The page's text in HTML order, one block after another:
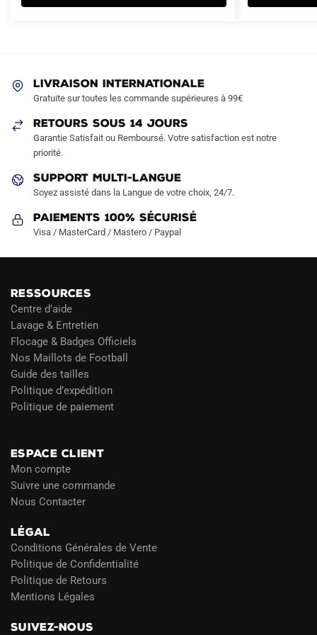
être
choisies
sur
page
produit
la
LIVRAISON INTERNATIONALE
Gratuite sur toutes les commande supérieures à 99€
RETOURS SOUS 14 JOURS
Garantie Satisfait ou Remboursé. Votre satisfaction est notre
priorité.
SUPPORT MULTI-LANGUE
Soyez assisté dans la Langue de votre choix, 24/7.
Paiements 100% Sécurisé
Visa / MasterCard / Mastero / Paypal
RESSOURCES
Centre d’aide
Lavage & Entretien
Flocage & Badges Officiels
Nos Maillots de Football
Guide des tailles
Politique d’expédition
Politique de paiement
ESPACE CLIENT
Mon compte
Suivre une commande
Nous Contacter
LÉGAL
Conditions Générales de Vente
Politique de Confidentialité
Politique de Retours
Mentions Légales
SUIVEZ-NOUS